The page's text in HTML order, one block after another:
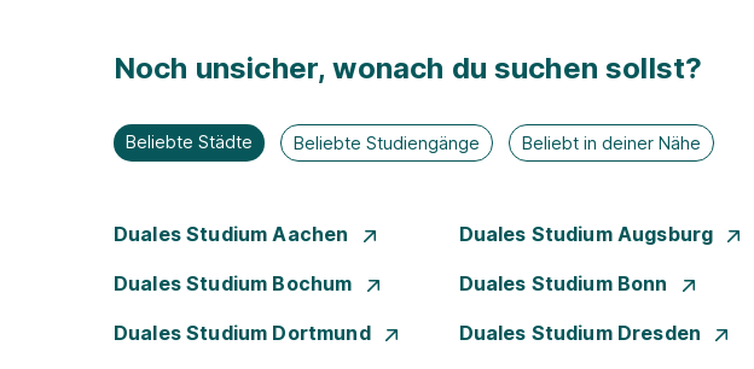
Noch unsicher, wonach du suchen sollst?
Beliebte Städte Beliebte Studiengänge Beliebt in deiner Nähe
Duales Studium Aachen Duales Studium Augsburg
Duales Studium Bochum Duales Studium Bonn
Duales Studium Dortmund Duales Studium Dresden